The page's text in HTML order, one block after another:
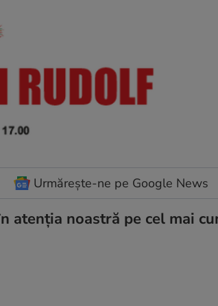
Urmărește-ne pe Google News
atenția noastră pe cel mai